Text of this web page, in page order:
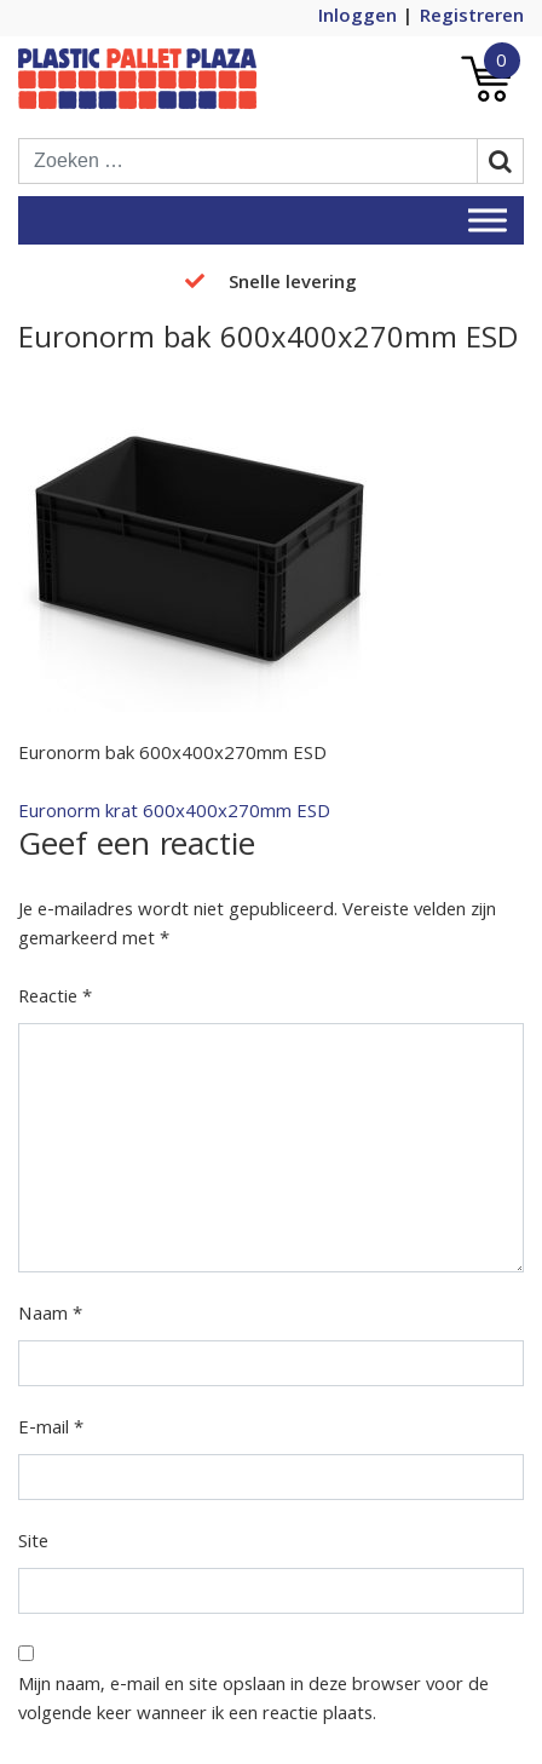
Inloggen
Registreren
Plastic Pallet Plaza
Plastic Pallets Plaza, de nummer 1 in
Europa!
0
Snelle levering
Euronorm bak 600x400x270mm ESD
Euronorm bak 600x400x270mm ESD
Bericht
navigatie
Euronorm krat 600x400x270mm ESD
Geef een reactie
Je e-mailadres wordt niet gepubliceerd.Vereiste velden zijn
gemarkeerd met*
Reactie*
Naam*
E-mail*
Site
Mijn naam, e-mail en site opslaan in deze browser voor de
volgende keer wanneer ik een reactie plaats.